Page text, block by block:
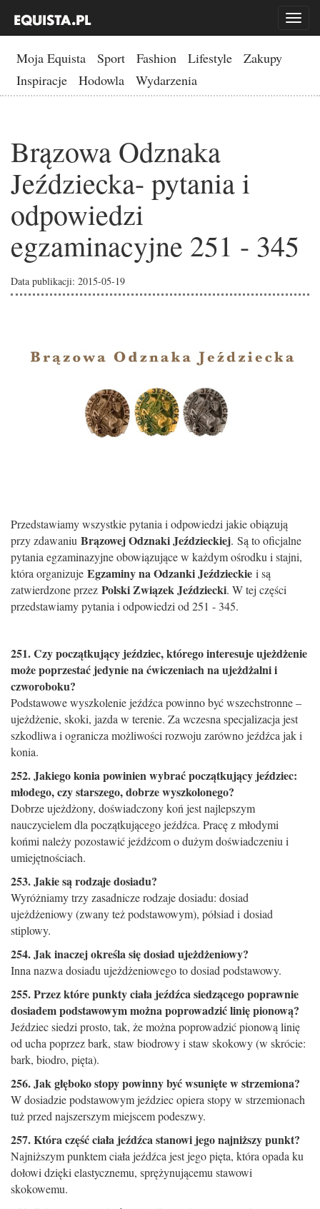
Toggle
Moja Equista Sport Fashion Lifestyle
Zakupy
Inspiracje
Hodowla Wydarzenia
Brązowa Odznaka
Jeździecka- pytania i
odpowiedzi
egzaminacyjne 251 - 345
Data publikacji: 2015-05-19
Przedstawiamy wszystkie pytania i odpowiedzi jakie obiązują
przy zdawaniu Brązowej Odznaki Jeździeckiej. Są to oficjalne
pytania egzaminazyjne obowiązujące w każdym ośrodku i stajni,
która organizuje Egzaminy na Odzanki Jeździeckie i są
zatwierdzone przez Polski Związek Jeździecki. W tej części
przedstawiamy pytania i odpowiedzi od 251 - 345.
251. Czy początkujący jeździec, którego interesuje ujeżdżenie
może poprzestać jedynie na ćwiczeniach na ujeżdżalni i
czworoboku?
Podstawowe wyszkolenie jeźdźca powinno być wszechstronne –
ujeżdżenie, skoki, jazda w terenie. Za wczesna specjalizacja jest
szkodliwa i ogranicza możliwości rozwoju zarówno jeźdźca jak i
konia.
252. Jakiego konia powinien wybrać początkujący jeździec:
młodego, czy starszego, dobrze wyszkolonego?
Dobrze ujeżdżony, doświadczony koń jest najlepszym
nauczycielem dla początkującego jeźdźca. Pracę z młodymi
końmi należy pozostawić jeźdźcom o dużym doświadczeniu i
umiejętnościach.
253. Jakie są rodzaje dosiadu?
Wyróżniamy trzy zasadnicze rodzaje dosiadu: dosiad
ujeżdżeniowy (zwany też podstawowym), półsiad i ­dosiad
stiplowy.
254. Jak inaczej określa się dosiad ujeżdżeniowy?
Inna nazwa dosiadu ujeżdżeniowego to dosiad podstawowy.
255. Przez które punkty ciała jeźdźca siedzącego poprawnie
dosiadem podstawowym można poprowadzić linię pionową?
Jeździec siedzi prosto, tak, że można poprowadzić pionową linię
od ucha poprzez bark, staw biodrowy i staw skokowy (w skrócie:
bark, biodro, pięta).
256. Jak głęboko stopy powinny być wsunięte w strzemiona?
W dosiadzie podstawowym jeździec opiera stopy w strzemionach
tuż przed najszerszym miejscem podeszwy.
257. Która część ciała jeźdźca stanowi jego najniższy punkt?
Najniższym punktem ciała jeźdźca jest jego pięta, która opada ku
dołowi dzięki elastycznemu, sprężynującemu stawowi
skokowemu.